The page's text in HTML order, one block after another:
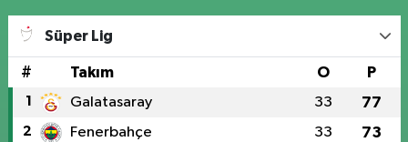
Süper Lig
# Takım O P
1 Galatasaray 33 77
2 Fenerbahçe 33 73